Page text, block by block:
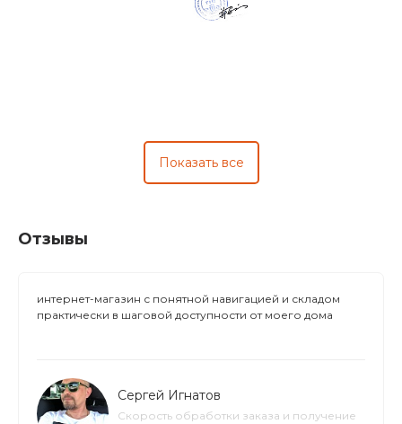
Показать все
Отзывы
интернет-магазин с понятной навигацией и складом
практически в шаговой доступности от моего дома
Сергей Игнатов
Скорость обработки заказа и получение